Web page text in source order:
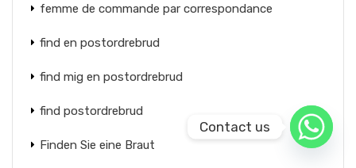
femme de commande par correspondance
find en postordrebrud
find mig en postordrebrud
find postordrebrud
Finden Sie eine Braut
Contact us